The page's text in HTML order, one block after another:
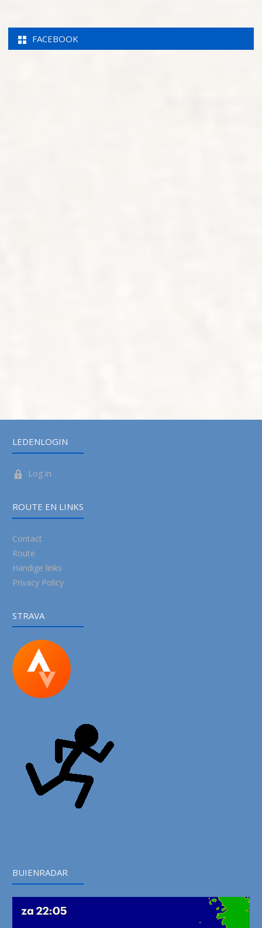
FACEBOOK
LEDENLOGIN
Log in
ROUTE EN LINKS
Contact
Route
Handige links
Privacy Policy
STRAVA
BUIENRADAR